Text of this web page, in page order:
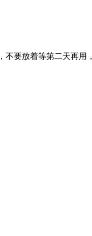
要放着等第二天再用